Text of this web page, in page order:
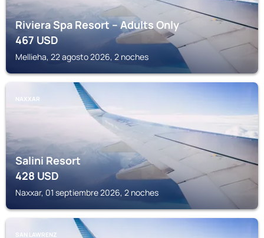
Riviera Spa Resort – Adults Only
467USD
Mellieha, 22 agosto 2026, 2 noches
NAXXAR
Salini Resort
428USD
Naxxar, 01 septiembre 2026, 2 noches
SAN LAWRENZ